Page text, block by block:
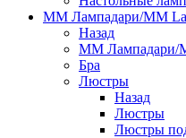
ММ Лампадари/MM
Назад
ММ Лампадари/
Бра
Люстры
Назад
Люстры
Люстры